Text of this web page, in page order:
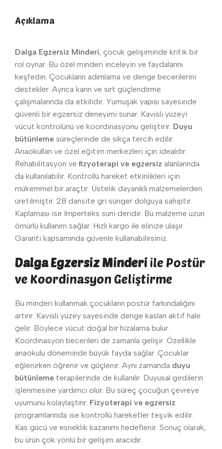
Açıklama
Dalga Egzersiz Minderi, çocuk gelişiminde kritik bir
rol oynar. Bu özel minderi inceleyin ve faydalarını
keşfedin. Çocukların adımlama ve denge becerilerini
destekler. Ayrıca karın ve sırt güçlendirme
çalışmalarında da etkilidir. Yumuşak yapısı sayesinde
güvenli bir egzersiz deneyimi sunar. Kavisli yüzeyi
vücut kontrolünü ve koordinasyonu geliştirir. Duyu
bütünleme süreçlerinde de sıkça tercih edilir.
Anaokulları ve özel eğitim merkezleri için idealdir.
Rehabilitasyon ve fizyoterapi ve egzersiz alanlarında
da kullanılabilir. Kontrollü hareket etkinlikleri için
mükemmel bir araçtır. Üstelik dayanıklı malzemelerden
üretilmiştir. 28 dansite gri sünger dolguya sahiptir.
Kaplaması ise Imperteks suni deridir. Bu malzeme uzun
ömürlü kullanım sağlar. Hızlı kargo ile elinize ulaşır.
Garanti kapsamında güvenle kullanabilirsiniz.
Dalga Egzersiz Minderi ile Postür
ve Koordinasyon Geliştirme
Bu minderi kullanmak çocukların postür farkındalığını
artırır. Kavisli yüzey sayesinde denge kasları aktif hale
gelir. Böylece vücut doğal bir hizalama bulur.
Koordinasyon becerileri de zamanla gelişir. Özellikle
anaokulu döneminde büyük fayda sağlar. Çocuklar
eğlenirken öğrenir ve güçlenir. Aynı zamanda duyu
bütünleme terapilerinde de kullanılır. Duyusal girdilerin
işlenmesine yardımcı olur. Bu süreç çocuğun çevreye
uyumunu kolaylaştırır. Fizyoterapi ve egzersiz
programlarında ise kontrollü hareketler teşvik edilir.
Kas gücü ve esneklik kazanımı hedeflenir. Sonuç olarak,
bu ürün çok yönlü bir gelişim aracıdır.